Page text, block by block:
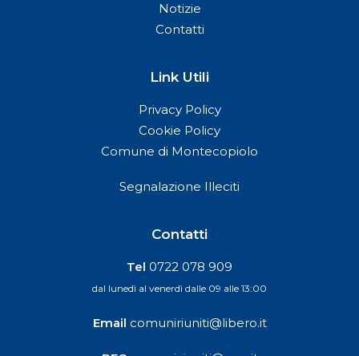
Notizie
Contatti
Link Utili
Privacy Policy
Cookie Policy
Comune di Montecopiolo
Segnalazione Illeciti
Contatti
Tel 0722 078 909
dal lunedì al venerdì dalle 09 alle 13:00
Email comuniriuniti@libero.it